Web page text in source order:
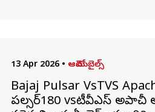
13 Apr 2026 • ఆటోమొబైల్స్
Bajaj Pulsar VsTVS
పల్సర్180 vsటీవీఎస్ అపాచీ